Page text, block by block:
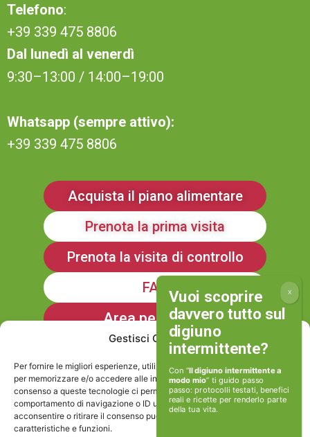
Gestisci Consenso
Per fornire le migliori esperienze, utilizziamo tecnologie come i cookie
per memorizzare e/o accedere alle informazioni del dispositivo. Il
consenso a queste tecnologie ci permetterà di elaborare dati come il
comportamento di navigazione o ID unici su questo sito. Non
acconsentire o ritirare il consenso può influire negativamente su alcune
caratteristiche e funzioni.
Telefono:
+39 339 475 8806
Dal lunedì al venerdì
9:30–13:00 / 14:00–19:00
Whatsapp (sempre attivo):
+39 339 475 8806
Acquista il piano alimentare
Prenota la prima visita
Prenota la visita di controllo
FAQ
Area personale
Iscriviti alla Newsletter
Informativa sulla Privacy
Con “Il digiuno intermittente a
modo mio” ti guido passo
passo: protocolli testati, benefici
reali e ricette per renderlo parte
della tua vita.